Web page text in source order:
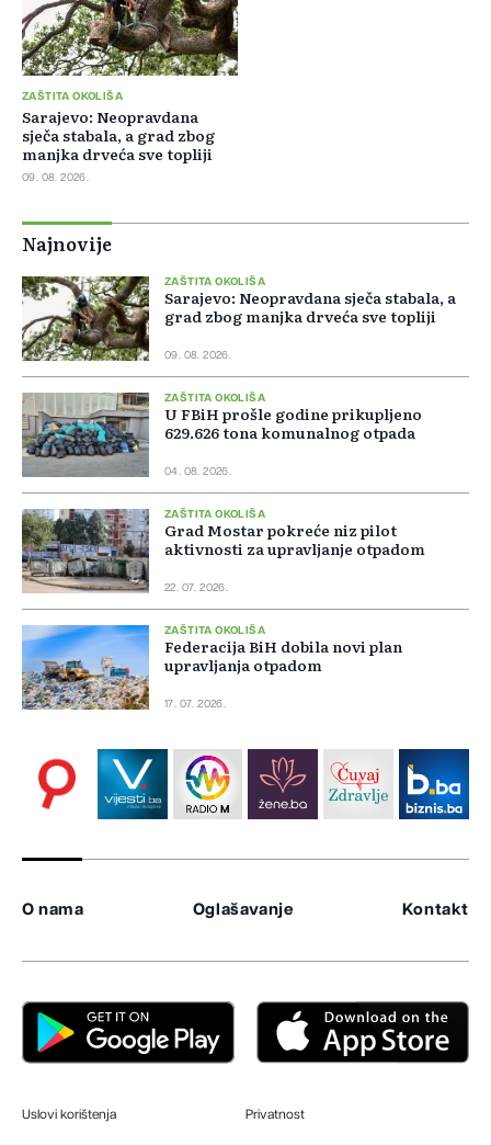
ZAŠTITA OKOLIŠA
Sarajevo: Neopravdana
sječa stabala, a grad zbog
manjka drveća sve topliji
09. 08. 2026.
Najnovije
ZAŠTITA OKOLIŠA
Sarajevo: Neopravdana sječa stabala, a
grad zbog manjka drveća sve topliji
09. 08. 2026.
ZAŠTITA OKOLIŠA
U FBiH prošle godine prikupljeno
629.626 tona komunalnog otpada
04. 08. 2026.
ZAŠTITA OKOLIŠA
Grad Mostar pokreće niz pilot
aktivnosti za upravljanje otpadom
22. 07. 2026.
ZAŠTITA OKOLIŠA
Federacija BiH dobila novi plan
upravljanja otpadom
17. 07. 2026.
O nama Oglašavanje Kontakt
Uslovi korištenja Privatnost